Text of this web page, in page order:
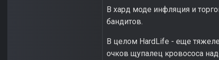
В хард моде инфляция и
бандитов.
В целом HardLife - еще
очков щупалец кровососа